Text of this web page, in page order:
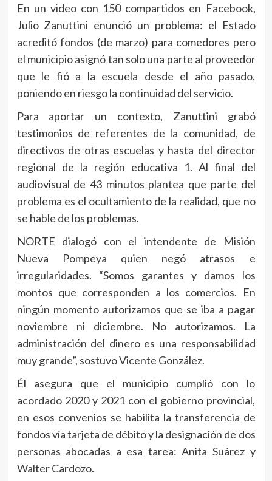
En un video con 150 compartidos en Facebook,
Julio Zanuttini enunció un problema: el Estado
acreditó fondos (de marzo) para comedores pero
el municipio asignó tan solo una parte al proveedor
que le fió a la escuela desde el año pasado,
poniendo en riesgo la continuidad del servicio.
Para aportar un contexto, Zanuttini grabó
testimonios de referentes de la comunidad, de
directivos de otras escuelas y hasta del director
regional de la región educativa 1. Al final del
audiovisual de 43 minutos plantea que parte del
problema es el ocultamiento de la realidad, que no
se hable de los problemas.
NORTE dialogó con el intendente de Misión
Nueva Pompeya quien negó atrasos e
irregularidades. “Somos garantes y damos los
montos que corresponden a los comercios. En
ningún momento autorizamos que se iba a pagar
noviembre ni diciembre. No autorizamos. La
administración del dinero es una responsabilidad
muy grande”, sostuvo Vicente González.
Él asegura que el municipio cumplió con lo
acordado 2020 y 2021 con el gobierno provincial,
en esos convenios se habilita la transferencia de
fondos vía tarjeta de débito y la designación de dos
personas abocadas a esa tarea: Anita Suárez y
Walter Cardozo.